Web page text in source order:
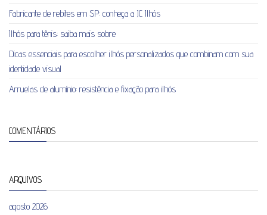
Fabricante de rebites em SP: conheça a JC Ilhós
Ilhós para tênis: saiba mais sobre
Dicas essenciais para escolher ilhós personalizados que combinam com sua
identidade visual
Arruelas de alumínio: resistência e fixação para ilhós
COMENTÁRIOS
ARQUIVOS
agosto 2026